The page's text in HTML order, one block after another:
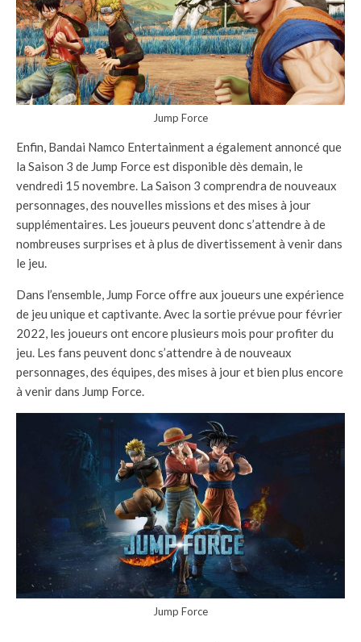
Jump Force
Enfin, Bandai Namco Entertainment a également annoncé que
la Saison 3 de Jump Force est disponible dès demain, le
vendredi 15 novembre. La Saison 3 comprendra de nouveaux
personnages, des nouvelles missions et des mises à jour
supplémentaires. Les joueurs peuvent donc s’attendre à de
nombreuses surprises et à plus de divertissement à venir dans
le jeu.
Dans l’ensemble, Jump Force offre aux joueurs une expérience
de jeu unique et captivante. Avec la sortie prévue pour février
2022, les joueurs ont encore plusieurs mois pour profiter du
jeu. Les fans peuvent donc s’attendre à de nouveaux
personnages, des équipes, des mises à jour et bien plus encore
à venir dans Jump Force.
Jump Force